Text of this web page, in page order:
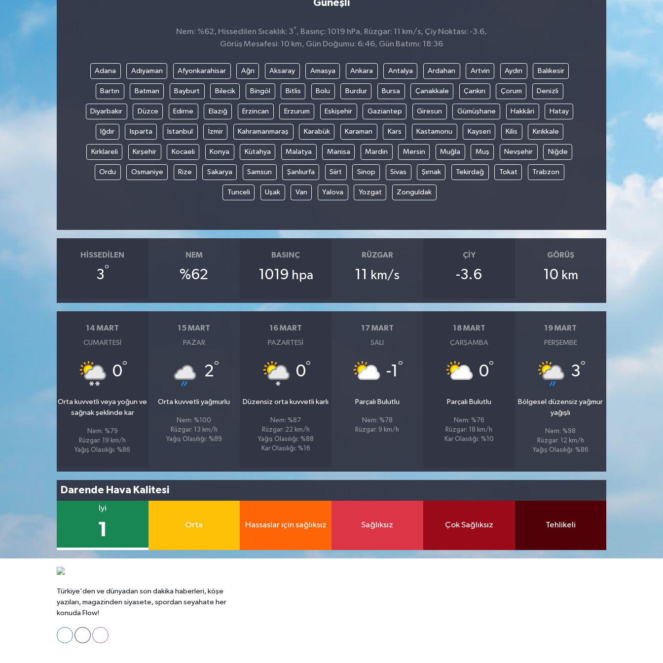
Güneşli
Nem: %62, Hissedilen Sıcaklık: 3° , Basınç: 1019 hPa, Rüzgar: 11 km/s, Çiy Noktası: -3.6,
Görüş Mesafesi: 10 km, Gün Doğumu: 6:46, Gün Batımı: 18:36
Adana Adıyaman Afyonkarahisar Ağrı Aksaray Amasya Ankara Antalya Ardahan Artvin Aydın Balıkesir
Bartın Batman Bayburt Bilecik Bingöl Bitlis Bolu Burdur Bursa Çanakkale Çankırı Çorum Denizli
Diyarbakır Düzce Edirne Elazığ Erzincan Erzurum Eskişehir Gaziantep Giresun Gümüşhane Hakkâri Hatay
Iğdır Isparta İstanbul İzmir Kahramanmaraş Karabük Karaman Kars Kastamonu Kayseri Kilis Kırıkkale
Kırklareli Kırşehir Kocaeli Konya Kütahya Malatya Manisa Mardin Mersin Muğla Muş Nevşehir Niğde
Ordu Osmaniye Rize Sakarya Samsun Şanlıurfa Siirt Sinop Sivas Şırnak Tekirdağ Tokat Trabzon
Tunceli Uşak Van Yalova Yozgat Zonguldak
HISSEDILEN
3°
NEM
%62
BASINÇ
1019 hpa
RÜZGAR
11 km/s
ÇIY
-3.6
GÖRÜŞ
10 km
14 MART
CUMARTESI
0°
Orta kuvvetli veya yoğun ve
sağnak şeklinde kar
Nem: %79
Rüzgar: 19 km/h
Yağış Olasılığı: %86
15 MART
PAZAR
2°
Orta kuvvetli yağmurlu
Nem: %100
Rüzgar: 13 km/h
Yağış Olasılığı: %89
16 MART
PAZARTESI
0°
Düzensiz orta kuvvetli karlı
Nem: %87
Rüzgar: 22 km/h
Yağış Olasılığı: %88
Kar Olasılığı: %16
17 MART
SALI
-1 °
Parçalı Bulutlu
Nem: %78
Rüzgar: 9 km/h
18 MART
ÇARŞAMBA
0°
Parçalı Bulutlu
Nem: %76
Rüzgar: 18 km/h
Kar Olasılığı: %10
19 MART
PERŞEMBE
3°
Bölgesel düzensiz yağmur
yağışlı
Nem: %98
Rüzgar: 12 km/h
Yağış Olasılığı: %86
Darende Hava Kalitesi
İyi
1 Orta Hassaslar için sağlıksız Sağlıksız Çok Sağlıksız Tehlikeli
Türkiye'den ve dünyadan son dakika haberleri, köşe
yazıları, magazinden siyasete, spordan seyahate her
konuda Flow!